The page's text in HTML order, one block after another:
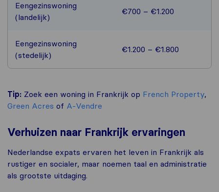
Eengezinswoning
(landelijk)
€700 – €1.200
Eengezinswoning
(stedelijk)
€1.200 – €1.800
Tip: Zoek een woning in Frankrijk op French Property,
Green Acres of A-Vendre
Verhuizen naar Frankrijk ervaringen
Nederlandse expats ervaren het leven in Frankrijk als
rustiger en socialer, maar noemen taal en administratie
als grootste uitdaging.